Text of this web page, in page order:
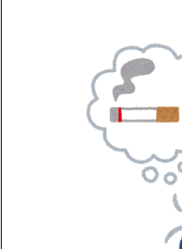
はアメリカへ生れるぞ」出撃
「おにぎりリヤカー」の美
【画像】身長155cm・体
少女がAVデビュ－ｗwwww
【画像】彼女「ねー、今日
広末涼子さん、正気に戻
ャリアがすべて終わった」
【配信者】「金バエ」の
飛び交う。1週間ぶりの投稿
なっており、本人ではないと
かつてはSONYのパソコン